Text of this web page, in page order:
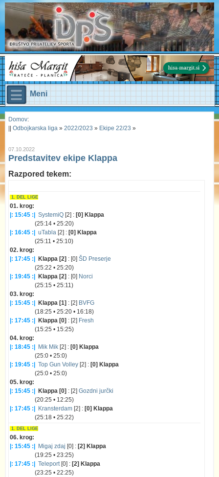
Meni
Domov:
Odbojkarska liga » 2022/2023 » Ekipe 22/23 »
07.10.2022
Predstavitev ekipe Klappa
Razpored tekem:
1. DEL LIGE
01. krog:
|: 15:45 :| SystemiQ [2] : [0] Klappa
(25:14 • 25:20)
|: 16:45 :| uTabla [2] : [0] Klappa
(25:11 • 25:10)
02. krog:
|: 17:45 :| Klappa [2] : [0] ŠD Preserje
(25:22 • 25:20)
|: 19:45 :| Klappa [2] : [0] Norci
(25:15 • 25:11)
03. krog:
|: 15:45 :| Klappa [1] : [2] BVFG
(18:25 • 25:20 • 16:18)
|: 17:45 :| Klappa [0] : [2] Fresh
(15:25 • 15:25)
04. krog:
|: 18:45 :| Mik Mik [2] : [0] Klappa
(25:0 • 25:0)
|: 19:45 :| Top Gun Volley [2] : [0] Klappa
(25:0 • 25:0)
05. krog:
|: 15:45 :| Klappa [0] : [2] Gozdni jurčki
(20:25 • 12:25)
|: 17:45 :| Kransterdam [2] : [0] Klappa
(25:18 • 25:22)
1. DEL LIGE
06. krog:
|: 15:45 :| Migaj zdaj [0] : [2] Klappa
(19:25 • 23:25)
|: 17:45 :| Teleport [0] : [2] Klappa
(23:25 • 22:25)